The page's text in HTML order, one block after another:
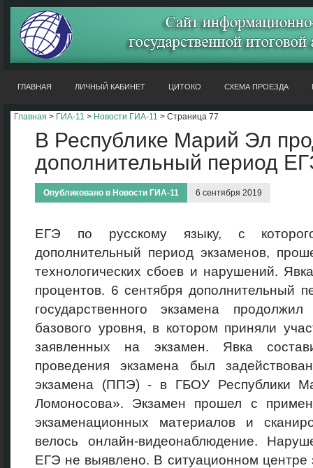
ГЛАВНАЯ ЛИЧНЫЙ КАБИНЕТ ЦИТОКО СХЕМА ПРОЕЗДА
Главная > ГИА-11 > Новости ГИА-11 > Страница 77
В Республике Марий Эл
дополнительный период
Опубликовано в Новости ГИА-11 6 сентября 2019
ЕГЭ по русскому языку, с
дополнительный период экзаменов,
технологических сбоев и нарушений.
процентов. 6 сентября дополнительный
государственного экзамена
базового уровня, в котором приняли
заявленных на экзамен. Явка
проведения экзамена был
экзамена (ППЭ) - в ГБОУ Республики
Ломоносова». Экзамен прошел с
экзаменационных материалов и
велось онлайн-видеонаблюдение.
ЕГЭ не выявлено. В ситуационном центре